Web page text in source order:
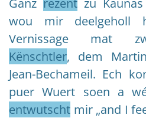
wou mir deelgeholl
Vernissage mat
Kënschtler, dem
Jean-Bechameil. Ech
puer Wuert soen a
entwutscht mir „and I